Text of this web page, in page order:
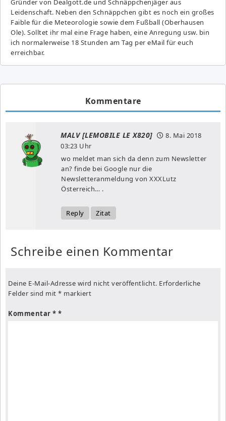
Gründer von Dealgott.de und Schnäppchenjäger aus
Leidenschaft. Neben den Schnäppchen gibt es noch ein großes
Fai­ble für die Meteorologie sowie dem Fußball (Oberhausen
Ole). Solltet ihr mal eine Frage haben, eine Anregung usw. bin
ich normalerweise 18 Stunden am Tag per eMail für euch
erreichbar.
Kommentare
MALV [LEMOBILE LE X820]
8. Mai 2018
03:23 Uhr
wo meldet man sich da denn zum Newsletter
an? finde bei Google nur die
Newsletteranmeldung von XXXLutz
Österreich… .
Reply Zitat
Schreibe einen Kommentar
Deine E-Mail-Adresse wird nicht veröffentlicht. Erforderliche
Felder sind mit * markiert
Kommentar *